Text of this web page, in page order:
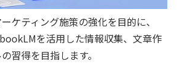
ケティング施策の強化を目的に、
を活用した情報収集、文章作
習得を目指します。